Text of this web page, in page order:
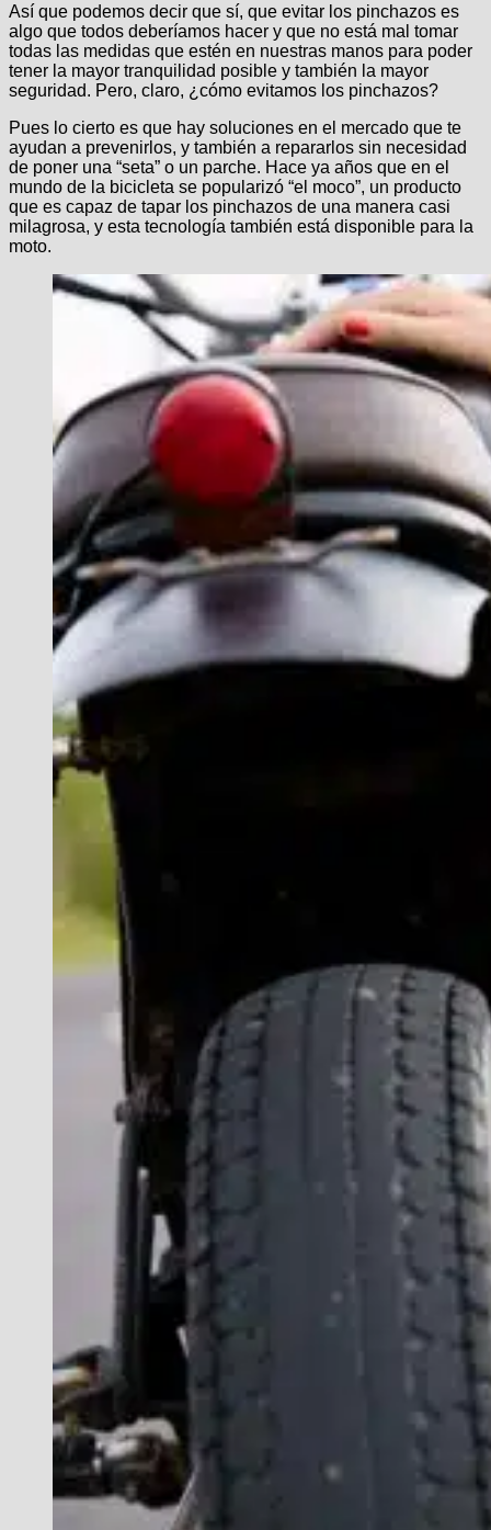
Así que podemos decir que sí, que evitar los pinchazos es
algo que todos deberíamos hacer y que no está mal tomar
todas las medidas que estén en nuestras manos para poder
tener la mayor tranquilidad posible y también la mayor
seguridad. Pero, claro, ¿cómo evitamos los pinchazos?
Pues lo cierto es que hay soluciones en el mercado que te
ayudan a prevenirlos, y también a repararlos sin necesidad
de poner una “seta” o un parche. Hace ya años que en el
mundo de la bicicleta se popularizó “el moco”, un producto
que es capaz de tapar los pinchazos de una manera casi
milagrosa, y esta tecnología también está disponible para la
moto.